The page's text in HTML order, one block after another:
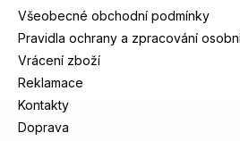
Všeobecné obchodní podmínky
Pravidla ochrany a zpracování
Vrácení zboží
Reklamace
Kontakty
Doprava